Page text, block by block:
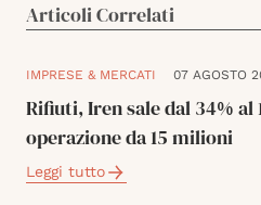
Articoli Correlati
IMPRESE & MERCATI 07 AGOSTO
Rifiuti, Iren sale dal 34% al
operazione da 15 milioni
Leggi tutto